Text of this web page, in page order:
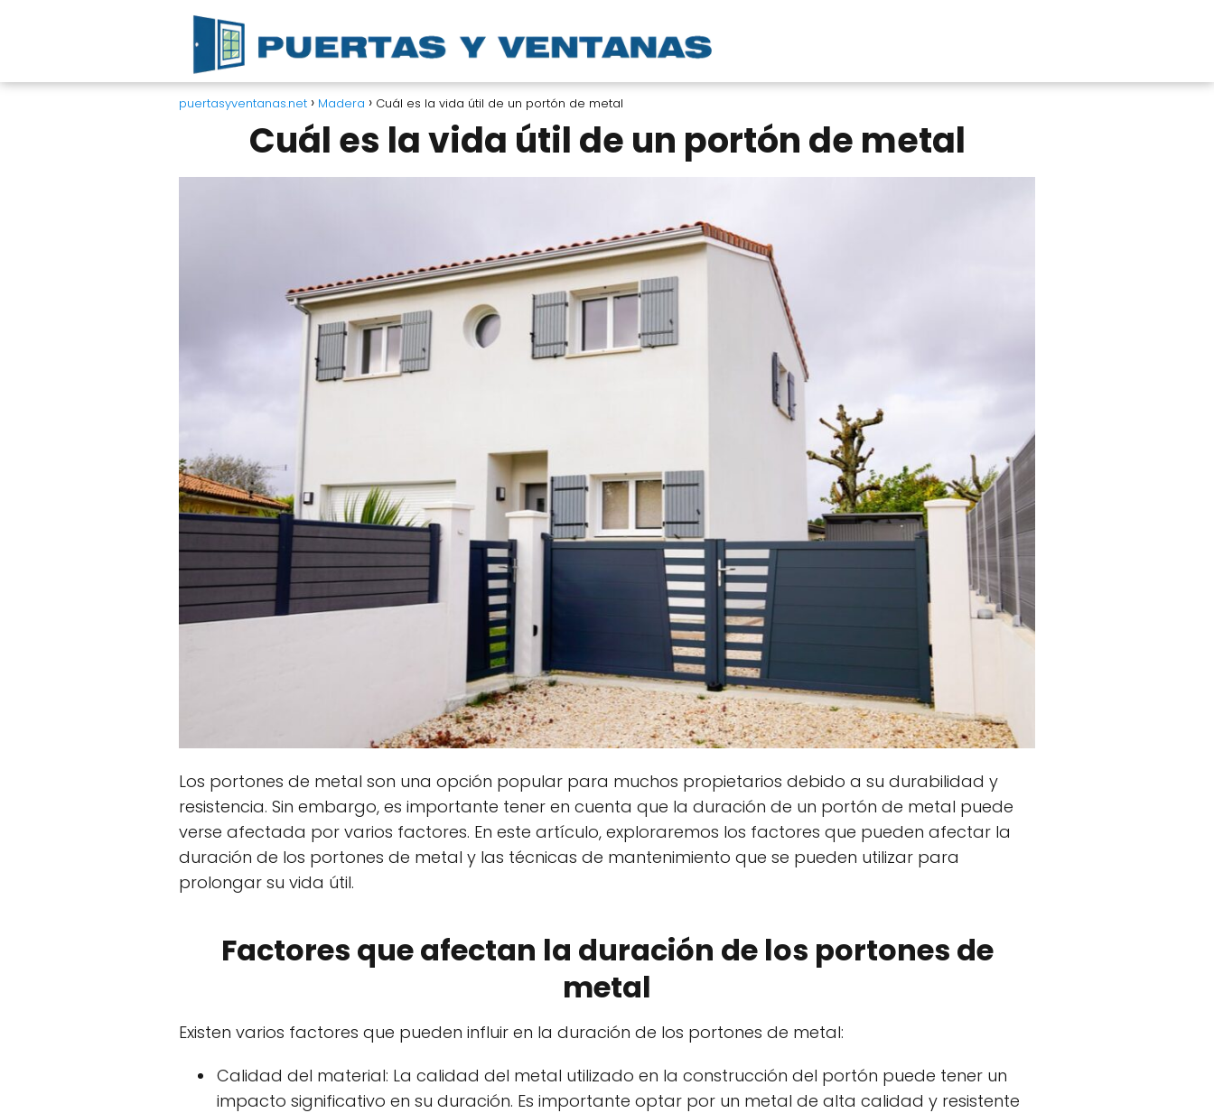
puertasyventanas.net Madera Cuál es la vida útil de un portón de metal
Cuál es la vida útil de un portón de metal
Los portones de metal son una opción popular para muchos propietarios debido a su durabilidad y
resistencia. Sin embargo, es importante tener en cuenta que la duración de un portón de metal puede
verse afectada por varios factores. En este artículo, exploraremos los factores que pueden afectar la
duración de los portones de metal y las técnicas de mantenimiento que se pueden utilizar para
prolongar su vida útil.
Factores que afectan la duración de los portones de
metal
Existen varios factores que pueden influir en la duración de los portones de metal:
Calidad del material: La calidad del metal utilizado en la construcción del portón puede tener un
impacto significativo en su duración. Es importante optar por un metal de alta calidad y resistente